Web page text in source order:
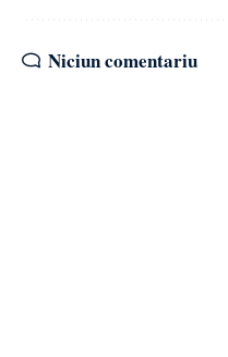
Niciun comentariu